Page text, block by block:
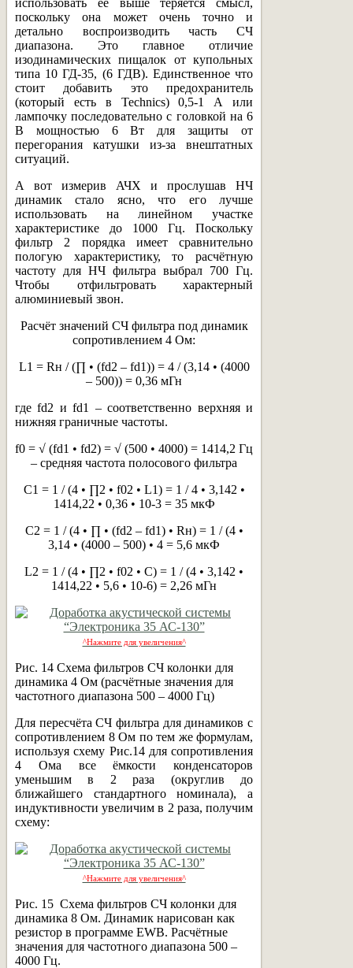
поскольку она может очень точно и
детально воспроизводить часть СЧ
диапазона. Это главное отличие
изодинамических пищалок от купольных
типа 10 ГД-35, (6 ГДВ). Единственное что
стоит добавить это предохранитель
(который есть в Technics) 0,5-1 А или
лампочку последовательно с головкой на 6
В мощностью 6 Вт для защиты от
перегорания катушки из-за внештатных
ситуаций.
А вот измерив АЧХ и прослушав НЧ
динамик стало ясно, что его лучше
использовать на линейном участке
характеристике до 1000 Гц. Поскольку
фильтр 2 порядка имеет сравнительно
пологую характеристику, то расчётную
частоту для НЧ фильтра выбрал 700 Гц.
Чтобы отфильтровать характерный
алюминиевый звон.
Расчёт значений СЧ фильтра под динамик
сопротивлением 4 Ом:
L1 = Rн / (∏ • (fd2 – fd1)) = 4 / (3,14 • (4000
– 500)) = 0,36 мГн
где fd2 и fd1 – соответственно верхняя и
нижняя граничные частоты.
f0 = √ (fd1 • fd2) = √ (500 • 4000) = 1414,2 Гц
– средняя частота полосового фильтра
C1 = 1 / (4 • ∏2 • f02 • L1) = 1 / 4 • 3,142 •
1414,22 • 0,36 • 10-3 = 35 мкФ
C2 = 1 / (4 • ∏ • (fd2 – fd1) • Rн) = 1 / (4 •
3,14 • (4000 – 500) • 4 = 5,6 мкФ
L2 = 1 / (4 • ∏2 • f02 • C) = 1 / (4 • 3,142 •
1414,22 • 5,6 • 10-6) = 2,26 мГн
^Нажмите для увеличения^
Рис. 14 Схема фильтров СЧ колонки для
динамика 4 Ом (расчётные значения для
частотного диапазона 500 – 4000 Гц)
Для пересчёта СЧ фильтра для динамиков с
сопротивлением 8 Ом по тем же формулам,
используя схему Рис.14 для сопротивления
4 Ома все ёмкости конденсаторов
уменьшим в 2 раза (округлив до
ближайшего стандартного номинала), а
индуктивности увеличим в 2 раза, получим
схему:
^Нажмите для увеличения^
Рис. 15 Схема фильтров СЧ колонки для
динамика 8 Ом. Динамик нарисован как
резистор в программе EWB. Расчётные
значения для частотного диапазона 500 –
4000 Гц.